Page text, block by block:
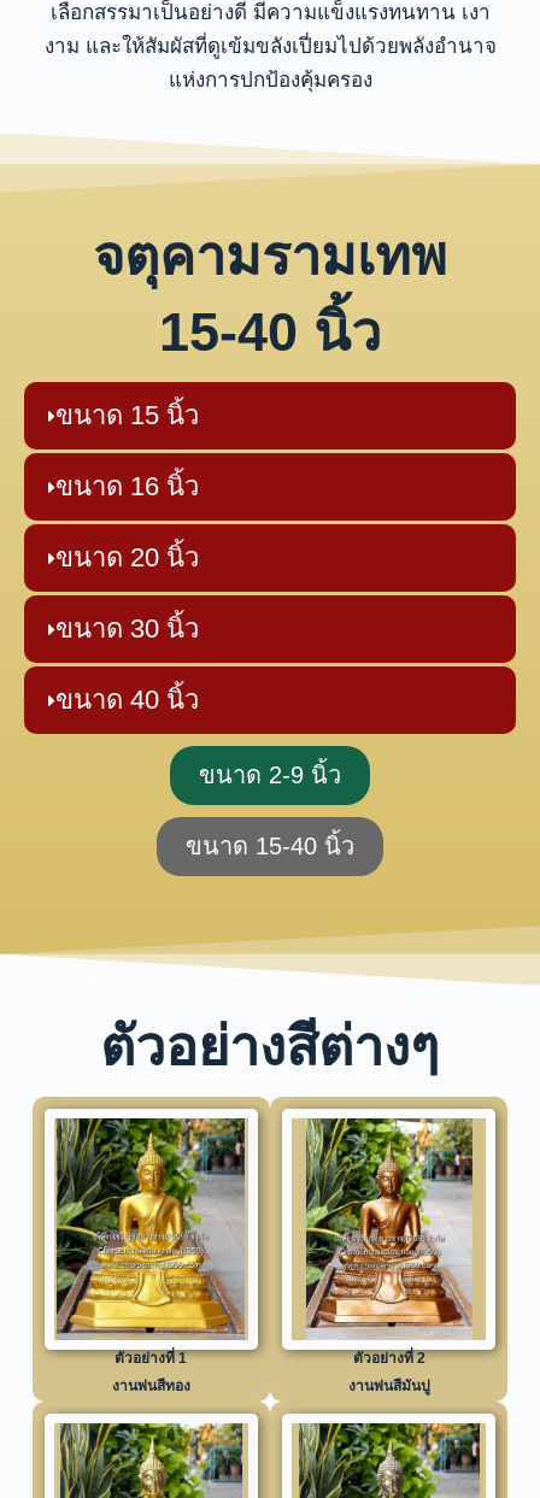
เลือกสรรมาเป็นอย่างดี มีความแข็งแรงทนทาน เงา
งาม และให้สัมผัสที่ดูเข้มขลังเปี่ยมไปด้วยพลังอำนาจ
แห่งการปกป้องคุ้มครอง
จตุคามรามเทพ
15-40 นิ้ว
ขนาด 15 นิ้ว
ขนาด 16 นิ้ว
ขนาด 20 นิ้ว
ขนาด 30 นิ้ว
ขนาด 40 นิ้ว
ขนาด 2-9 นิ้ว
ขนาด 15-40 นิ้ว
ตัวอย่างสีต่างๆ
ตัวอย่างที่ 1
งานพ่นสีทอง
ตัวอย่างที่ 2
งานพ่นสีมันปู